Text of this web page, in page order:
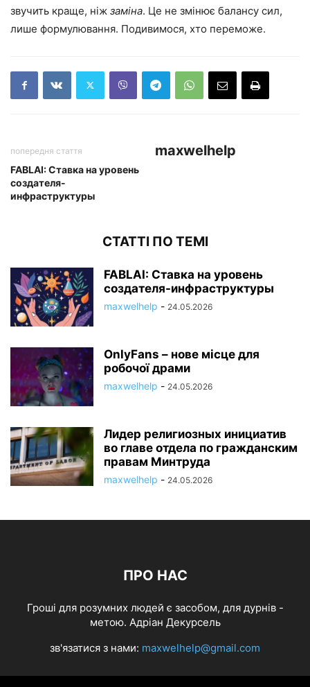
звучить краще, ніж заміна. Це не змінює балансу сил,
лише формулювання. Подивимося, хто переможе.
попередня стаття
FABLAI: Ставка на уровень
создателя-
инфраструктуры
maxwelhelp
СТАТТІ ПО ТЕМІ
FABLAI: Ставка на уровень
создателя-инфраструктуры
maxwelhelp - 24.05.2026
OnlyFans – нове місце для
робочої драми
maxwelhelp - 24.05.2026
Лидер религиозных инициатив
во главе отдела по гражданским
правам Минтруда
maxwelhelp - 24.05.2026
ПРО НАС
Гроші для розумних людей є засобом, для дурнів -
метою. Адріан Декурсель
зв'язатися з нами: maxwelhelp@gmail.com